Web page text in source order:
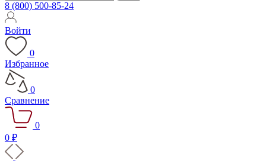
8 (800) 500-85-24
Войти
0
Избранное
0
Сравнение
0
0 ₽